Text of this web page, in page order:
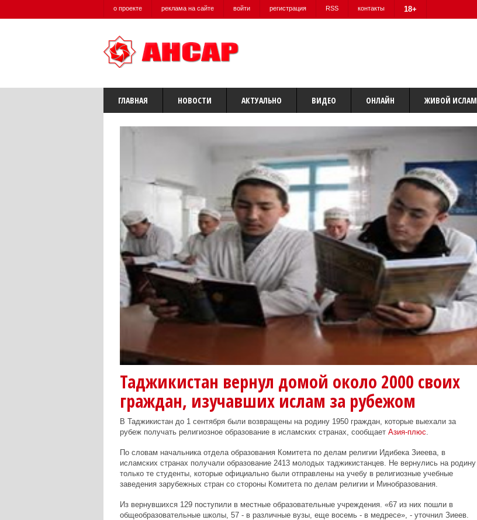
о проекте реклама на сайте войти регистрация RSS контакты 18+
ГЛАВНАЯ НОВОСТИ АКТУАЛЬНО ВИДЕО ОНЛАЙН ЖИВОЙ ИСЛАМ
Таджикистан вернул домой около 2000 своих
граждан, изучавших ислам за рубежом
В Таджикистан до 1 сентября были возвращены на родину 1950 граждан, которые выехали за
рубеж получать религиозное образование в исламских странах, сообщает Азия-плюс
По словам начальника отдела образования Комитета по делам религии Идибека Зиеева, в
исламских странах получали образование 2413 молодых таджикистанцев. Не вернулись на родину
только те студенты, которые официально были отправлены на учебу в религиозные учебные
заведения зарубежных стран со стороны Комитета по делам религии и Минобразования.
Из вернувшихся 129 поступили в местные образовательные учреждения. «67 из них пошли в
общеобразовательные школы, 57 - в различные вузы, еще восемь - в медресе», - уточнил Зиеев.